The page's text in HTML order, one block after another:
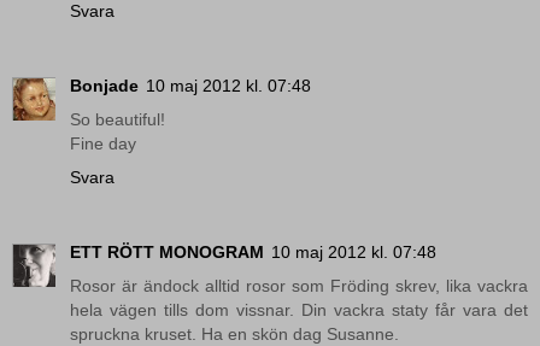
Svara
Bonjade 10 maj 2012 kl. 07:48
So beautiful!
Fine day
Svara
ETT RÖTT MONOGRAM 10 maj 2012 kl. 07:48
Rosor är ändock alltid rosor som Fröding skrev, lika vackra
hela vägen tills dom vissnar. Din vackra staty får vara det
spruckna kruset. Ha en skön dag Susanne.